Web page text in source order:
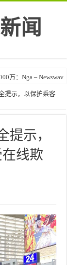
闻
万：Nga – Newswav
提示，以保护乘客
提示，
线欺